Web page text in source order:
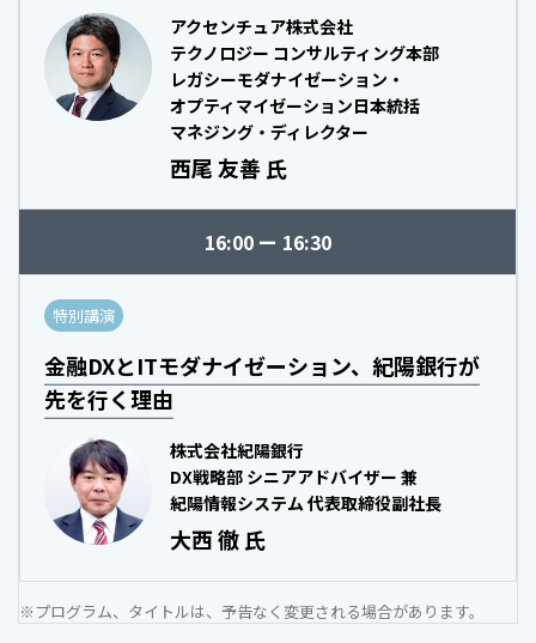
アクセンチュア株式会社
テクノロジー コンサルティング本部
レガシーモダナイゼーション・
オプティマイゼーション日本統括
マネジング・ディレクター
西尾 友善 氏
16:00 16:30
特別講演
金融DXとITモダナイゼーション、紀陽銀行が
先を行く理由
株式会社紀陽銀行
DX戦略部 シニアアドバイザー 兼
紀陽情報システム 代表取締役副社長
大西 徹 氏
※プログラム、タイトルは、予告なく変更される場合があります。